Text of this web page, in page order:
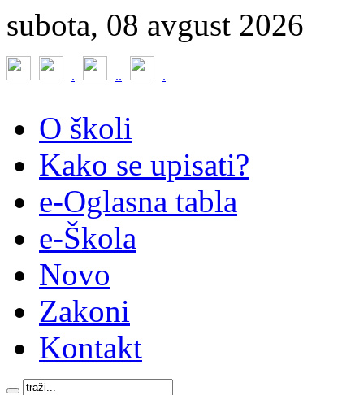
subota, 08 avgust 2026
. .. .
O školi
Kako se upisati?
e-Oglasna tabla
e-Škola
Novo
Zakoni
Kontakt